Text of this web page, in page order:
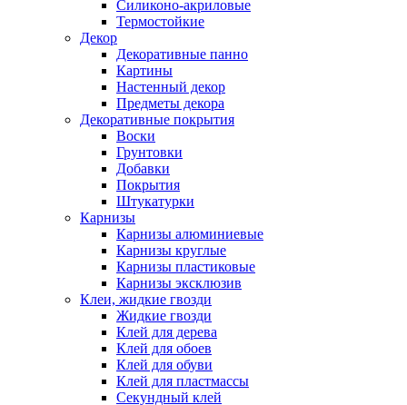
Силиконо-акриловые
Термостойкие
Декор
Декоративные панно
Картины
Настенный декор
Предметы декора
Декоративные покрытия
Воски
Грунтовки
Добавки
Покрытия
Штукатурки
Карнизы
Карнизы алюминиевые
Карнизы круглые
Карнизы пластиковые
Карнизы эксклюзив
Клеи, жидкие гвозди
Жидкие гвозди
Клей для дерева
Клей для обоев
Клей для обуви
Клей для пластмассы
Секундный клей